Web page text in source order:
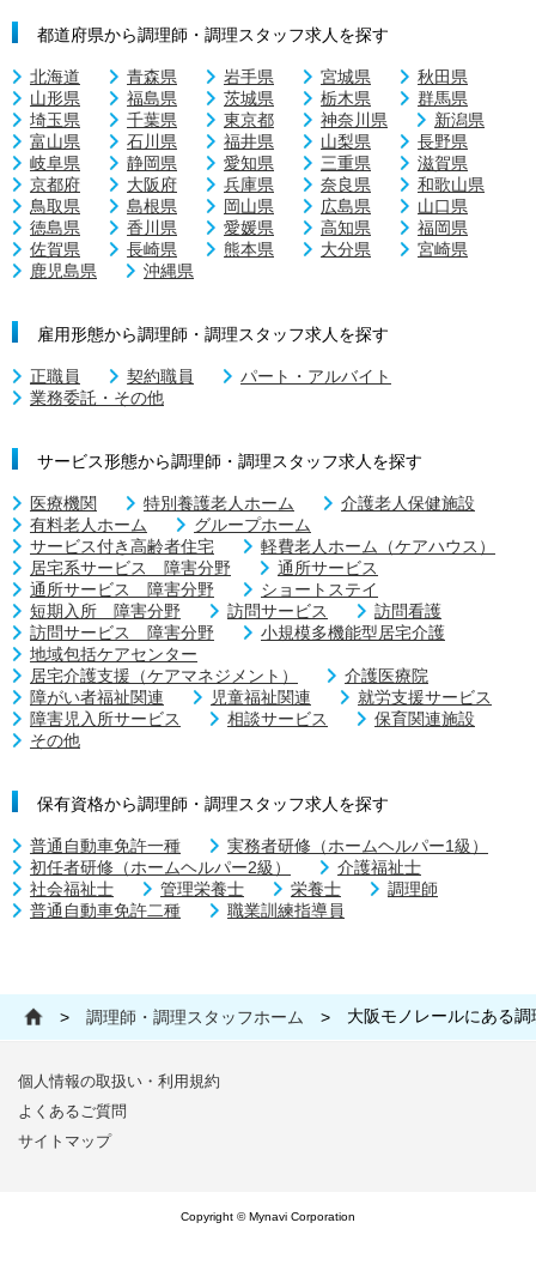
都道府県から調理師・調理スタッフ求人を探す
北海道 青森県 岩手県 宮城県
秋田県
山形県
福島県 茨城県 栃木県
群馬県
埼玉県
千葉県 東京都 神奈川県
新潟県
富山県
石川県 福井県 山梨県
長野県
岐阜県
静岡県 愛知県 三重県
滋賀県
京都府
大阪府 兵庫県 奈良県
和歌山県
鳥取県
島根県 岡山県 広島県
山口県
徳島県
香川県 愛媛県 高知県
福岡県
佐賀県
長崎県 熊本県 大分県
宮崎県
鹿児島県
沖縄県
雇用形態から調理師・調理スタッフ求人を探す
正職員 契約職員
パート・アルバイト
業務委託・その他
サービス形態から調理師・調理スタッフ求人を探す
医療機関 特別養護老人ホーム
介護老人保健施設
有料老人ホーム
グループホーム
サービス付き高齢者住宅
軽費老人ホーム（ケアハウス）
居宅系サービス 障害分野
通所サービス
通所サービス 障害分野
ショートステイ
短期入所 障害分野
訪問サービス
訪問看護
訪問サービス 障害分野
小規模多機能型居宅介護
地域包括ケアセンター
居宅介護支援（ケアマネジメント）
介護医療院
障がい者福祉関連
児童福祉関連
就労支援サービス
障害児入所サービス
相談サービス
保育関連施設
その他
保有資格から調理師・調理スタッフ求人を探す
普通自動車免許一種
実務者研修（ホームヘルパー1級）
初任者研修（ホームヘルパー2級）
介護福祉士
社会福祉士
管理栄養士 栄養士
調理師
普通自動車免許二種
職業訓練指導員
> 調理師・調理スタッフホーム > 大阪モノレールにある
個人情報の取扱い・利用規約
よくあるご質問
サイトマップ
Copyright © Mynavi Corporation